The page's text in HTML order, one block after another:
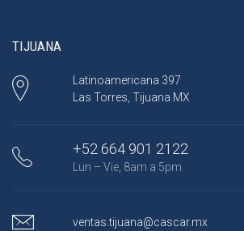
TIJUANA
Latinoamericana 397
Las Torres, Tijuana MX
+52 664 901 2122
Lun – Vie, 8am a 5pm
ventas.tijuana@cascar.mx